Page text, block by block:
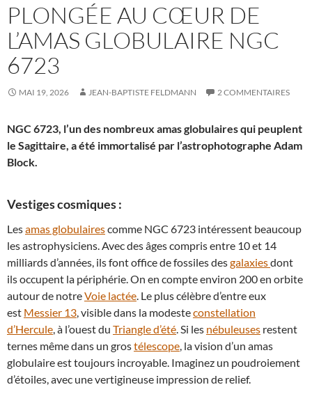
PLONGÉE AU CŒUR DE
L’AMAS GLOBULAIRE NGC
6723
MAI 19, 2026 JEAN-BAPTISTE FELDMANN 2 COMMENTAIRES
NGC 6723, l’un des nombreux amas globulaires qui peuplent
le Sagittaire, a été immortalisé par l’astrophotographe Adam
Block.
Vestiges cosmiques :
Lesamas globulairescomme NGC 6723 intéressent beaucoup
les astrophysiciens. Avec des âges compris entre 10 et 14
milliards d’années, ils font office de fossiles desgalaxiesdont
ils occupent la périphérie. On en compte environ 200 en orbite
autour de notreVoie lactée. Le plus célèbre d’entre eux
est Messier 13, visible dans la modesteconstellation
d’Hercule, à l’ouest du Triangle d’été. Si les nébuleuses restent
ternes même dans un grostélescope, la vision d’un amas
globulaire est toujours incroyable. Imaginez un poudroiement
d’étoiles, avec une vertigineuse impression de relief.